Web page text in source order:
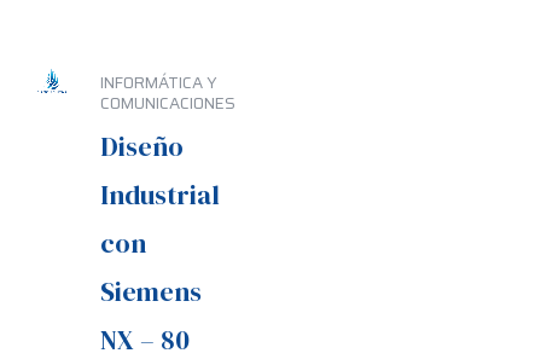
INFORMÁTICA Y
COMUNICACIONES
Diseño
Industrial
con
Siemens
NX – 80